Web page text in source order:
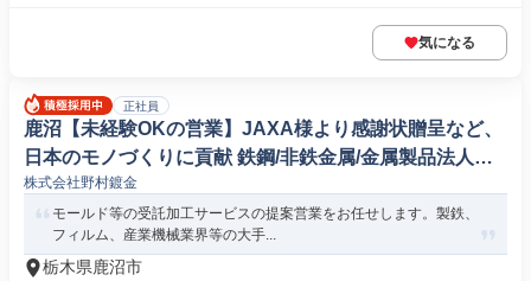
気になる
正社員
鹿沼【未経験OKの営業】JAXA様より感謝状贈呈など、
日本のモノづくりに貢献 鉄鋼/非鉄金属/金属製品法人営
業
株式会社野村鍍金
モールド等の受託加工サービスの提案営業をお任せします。製鉄、
フィルム、産業機械業界等の大手...
栃木県鹿沼市